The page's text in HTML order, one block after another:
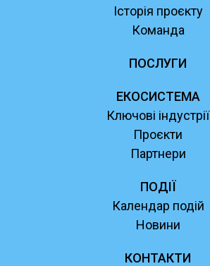
Історія проєкту
Команда
ПОСЛУГИ
ЕКОСИСТЕМА
Ключові індустрії
Проєкти
Партнери
ПОДІЇ
Календар подій
Новини
КОНТАКТИ